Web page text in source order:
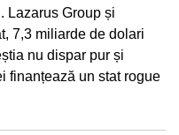
Lazarus Group și
7,3 miliarde de dolari
nu dispar pur și
finanțează un stat rogue